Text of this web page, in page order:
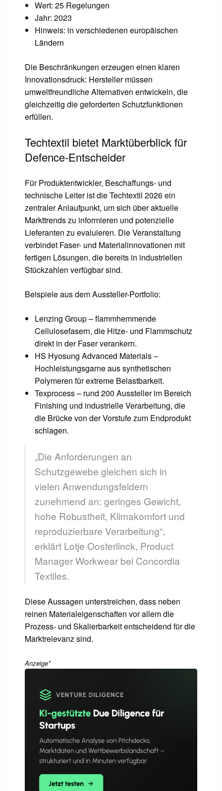
Wert: 25 Regelungen
Jahr: 2023
Hinweis: in verschiedenen europäischen
Ländern
Die Beschränkungen erzeugen einen klaren
Innovationsdruck: Hersteller müssen
umweltfreundliche Alternativen entwickeln, die
gleichzeitig die geforderten Schutzfunktionen
erfüllen.
Techtextil bietet Marktüberblick für
Defence-Entscheider
Für Produktentwickler, Beschaffungs- und
technische Leiter ist die Techtextil 2026 ein
zentraler Anlaufpunkt, um sich über aktuelle
Markttrends zu informieren und potenzielle
Lieferanten zu evaluieren. Die Veranstaltung
verbindet Faser- und Materialinnovationen mit
fertigen Lösungen, die bereits in industriellen
Stückzahlen verfügbar sind.
Beispiele aus dem Aussteller-Portfolio:
Lenzing Group – flammhemmende
Cellulosefasern, die Hitze- und Flammschutz
direkt in der Faser verankern.
HS Hyosung Advanced Materials –
Hochleistungsgarne aus synthetischen
Polymeren für extreme Belastbarkeit.
Texprocess – rund 200 Aussteller im Bereich
Finishing und industrielle Verarbeitung, die
die Brücke von der Vorstufe zum Endprodukt
schlagen.
„Die Anforderungen an
Schutzgewebe gleichen sich in
vielen Anwendungsfeldern
zunehmend an: geringes Gewicht,
hohe Robustheit, Klimakomfort und
reproduzierbare Verarbeitung“,
erklärt Lotje Oosterlinck, Product
Manager Workwear bei Concordia
Textiles.
Diese Aussagen unterstreichen, dass neben
reinen Materialeigenschaften vor allem die
Prozess- und Skalierbarkeit entscheidend für die
Marktrelevanz sind.
Anzeige*